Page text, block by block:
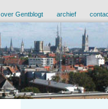
over Gentblogt archief